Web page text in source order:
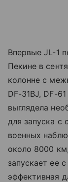
Впервые JL-1
Пекине в
колонне с
DF-31BJ, DF-
выглядела
для запуска с
военных
около 8000
запускает ее
эффективная